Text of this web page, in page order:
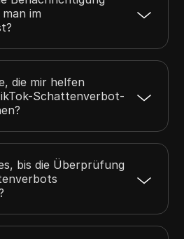
im
die mir helfen
Schattenverbot-
bis die Überprüfung